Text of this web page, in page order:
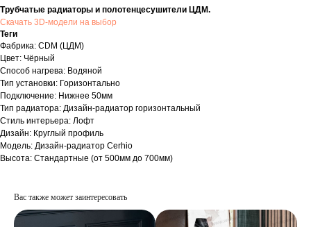
Трубчатые радиаторы и полотенцесушители ЦДМ.
Скачать 3D-модели на выбор
Теги
Фабрика: CDM (ЦДМ)
Цвет: Чёрный
Способ нагрева: Водяной
Тип установки: Горизонтально
Подключение: Нижнее 50мм
Тип радиатора: Дизайн-радиатор горизонтальный
Стиль интерьера: Лофт
Дизайн: Круглый профиль
Модель: Дизайн-радиатор Cerhio
Высота: Стандартные (от 500мм до 700мм)
Вас также может заинтересовать